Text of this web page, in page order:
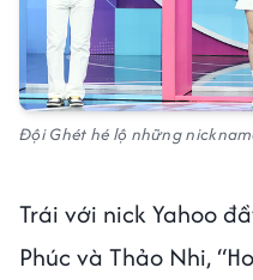
Đội Ghét hé lộ những
Trái với nick Yahoo
Phúc và Thảo Nhi,